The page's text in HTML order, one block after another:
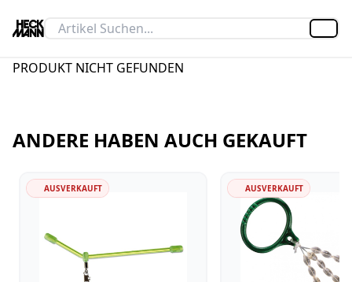
PRODUKT NICHT GEFUNDEN
ANDERE HABEN AUCH GEKAUFT
AUSVERKAUFT AUSVERKAUFT